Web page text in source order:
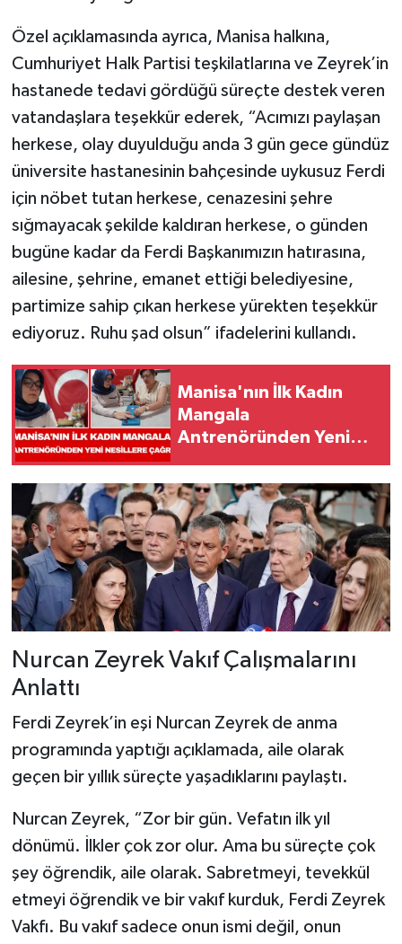
Özel açıklamasında ayrıca, Manisa halkına,
Cumhuriyet Halk Partisi teşkilatlarına ve Zeyrek’in
hastanede tedavi gördüğü süreçte destek veren
vatandaşlara teşekkür ederek, “Acımızı paylaşan
herkese, olay duyulduğu anda 3 gün gece gündüz
üniversite hastanesinin bahçesinde uykusuz Ferdi
için nöbet tutan herkese, cenazesini şehre
sığmayacak şekilde kaldıran herkese, o günden
bugüne kadar da Ferdi Başkanımızın hatırasına,
ailesine, şehrine, emanet ettiği belediyesine,
partimize sahip çıkan herkese yürekten teşekkür
ediyoruz. Ruhu şad olsun” ifadelerini kullandı.
Manisa'nın İlk Kadın
Mangala
Antrenöründen Yeni
Nurcan Zeyrek Vakıf Çalışmalarını
Anlattı
Ferdi Zeyrek’in eşi Nurcan Zeyrek de anma
programında yaptığı açıklamada, aile olarak
geçen bir yıllık süreçte yaşadıklarını paylaştı.
Nurcan Zeyrek, “Zor bir gün. Vefatın ilk yıl
dönümü. İlkler çok zor olur. Ama bu süreçte çok
şey öğrendik, aile olarak. Sabretmeyi, tevekkül
etmeyi öğrendik ve bir vakıf kurduk, Ferdi Zeyrek
Vakfı. Bu vakıf sadece onun ismi değil, onun